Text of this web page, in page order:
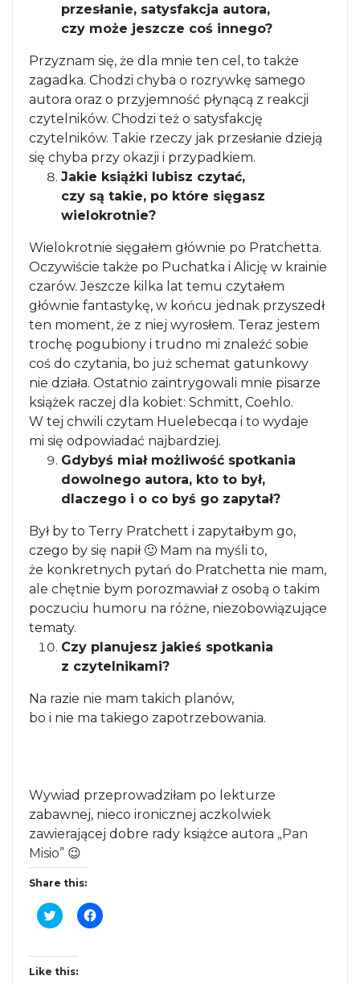
przesłanie, satysfakcja autora,
czy może jeszcze coś innego?
Przyznam się, że dla mnie ten cel, to także
zagadka. Chodzi chyba o rozrywkę samego
autora oraz o przyjemność płynącą z reakcji
czytelników. Chodzi też o satysfakcję
czytelników. Takie rzeczy jak przesłanie dzieją
się chyba przy okazji i przypadkiem.
Jakie książki lubisz czytać,
czy są takie, po które sięgasz
wielokrotnie?
Wielokrotnie sięgałem głównie po Pratchetta.
Oczywiście także po Puchatka i Alicję w krainie
czarów. Jeszcze kilka lat temu czytałem
głównie fantastykę, w końcu jednak przyszedł
ten moment, że z niej wyrosłem. Teraz jestem
trochę pogubiony i trudno mi znaleźć sobie
coś do czytania, bo już schemat gatunkowy
nie działa. Ostatnio zaintrygowali mnie pisarze
książek raczej dla kobiet: Schmitt, Coehlo.
W tej chwili czytam Huelebecqa i to wydaje
mi się odpowiadać najbardziej.
Gdybyś miał możliwość spotkania
dowolnego autora, kto to był,
dlaczego i o co byś go zapytał?
Był by to Terry Pratchett i zapytałbym go,
czego by się napił 🙂 Mam na myśli to,
że konkretnych pytań do Pratchetta nie mam,
ale chętnie bym porozmawiał z osobą o takim
poczuciu humoru na różne, niezobowiązujące
tematy.
Czy planujesz jakieś spotkania
z czytelnikami?
Na razie nie mam takich planów,
bo i nie ma takiego zapotrzebowania.
Wywiad przeprowadziłam po lekturze
zabawnej, nieco ironicznej aczkolwiek
zawierającej dobre rady książce autora „Pan
Misio” 😉
Share this:
C
l
k
t
o
C
l
Like this: